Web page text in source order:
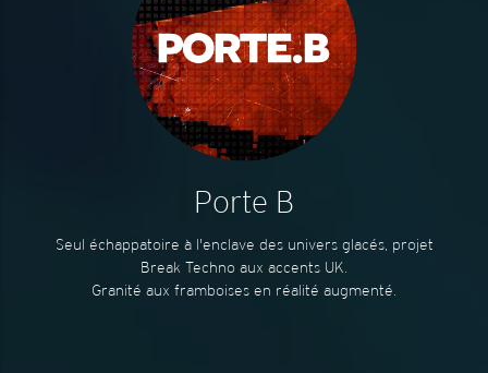
Porte B
Seul échappatoire à l'enclave des univers glacés, projet
Break Techno aux accents UK.
Granité aux framboises en réalité augmenté.